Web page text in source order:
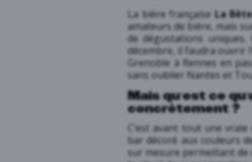
La bière française La Bête
amateurs de bière, mais
de dégustations uniques.
décembre, il faudra ouvrir
Grenoble à Rennes en
sans oublier Nantes et
Mais qu’est ce
concrètement ?
C’est avant tout une
bar décoré aux couleurs
sur mesure permettant